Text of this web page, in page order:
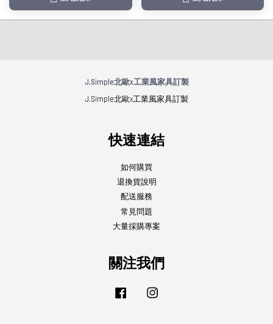
J.Simple北歐x工業風家具訂製
J.Simple北歐x工業風家具訂製
快速連結
如何購買
退換貨說明
配送服務
常見問題
大量採購專案
關注我們
Facebook